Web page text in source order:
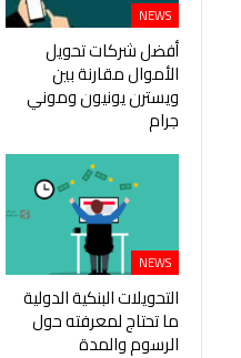
NEWS
أفضل شركات تحويل
الأموال مقارنة بين
ويسترن يونيون وموني
جرام
NEWS
التحويلات البنكية الدولية
ما تحتاج لمعرفته حول
الرسوم والمدة